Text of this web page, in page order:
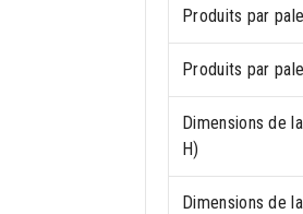
Produits par
Produits par
Dimensions de
H)
Dimensions de